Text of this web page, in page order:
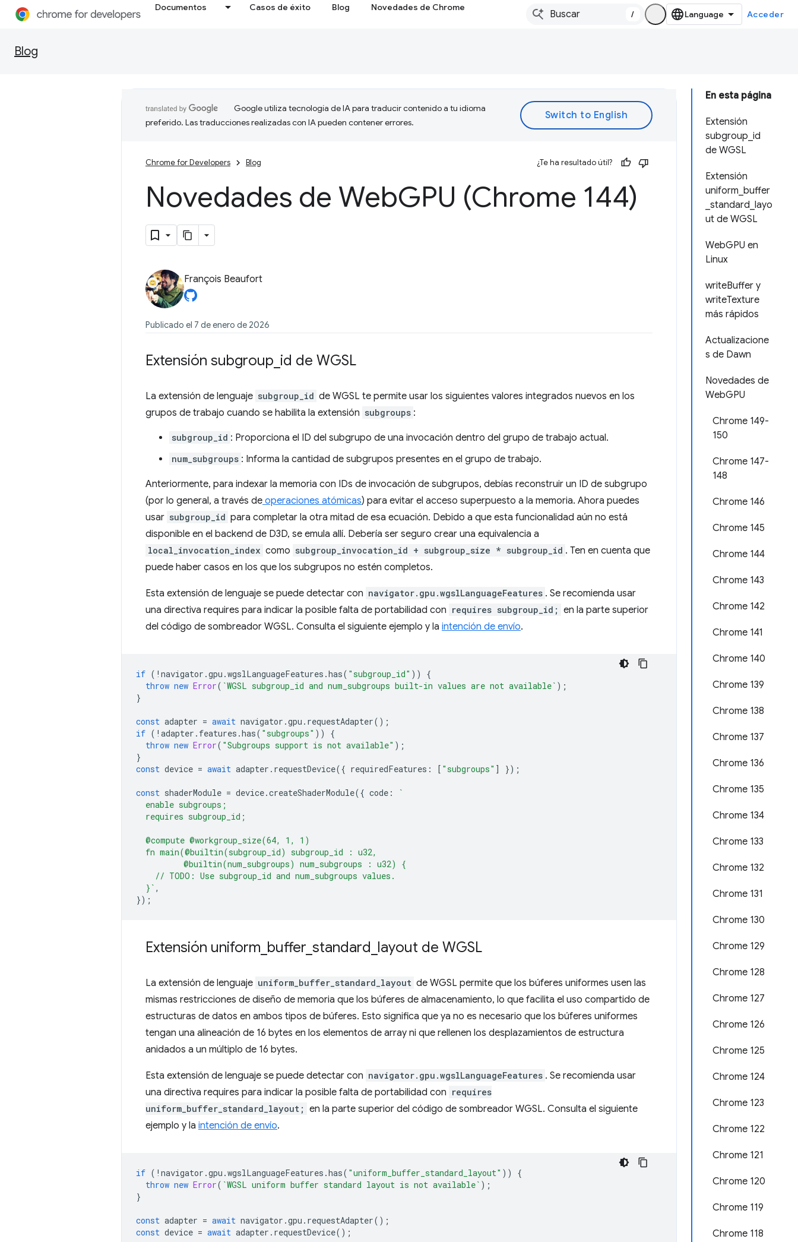
Documentos Casos de éxito Blog Novedades de Chrome
/ Acceder
Blog
En esta página
Extensión
subgroup_id
de WGSL
Extensión
uniform_buffer
_standard_layo
ut de WGSL
WebGPU en
Linux
writeBuffer y
writeTexture
más rápidos
Actualizacione
s de Dawn
Novedades de
WebGPU
Chrome 149-
150
Chrome 147-
148
Chrome 146
Chrome 145
Chrome 144
Chrome 143
Chrome 142
Chrome 141
Chrome 140
Chrome 139
Chrome 138
Chrome 137
Chrome 136
Chrome 135
Chrome 134
Chrome 133
Chrome 132
Chrome 131
Chrome 130
Chrome 129
Chrome 128
Chrome 127
Chrome 126
Chrome 125
Chrome 124
Chrome 123
Chrome 122
Chrome 121
Chrome 120
Chrome 119
Chrome 118
Google utiliza tecnología de IA para traducir contenido a tu idioma
preferido. Las traducciones realizadas con IA pueden contener errores.
Chrome for Developers Blog ¿Te ha resultado útil?
Novedades de WebGPU (Chrome 144)
François Beaufort
Publicado el 7 de enero de 2026
Extensión subgroup id de WGSL
La extensión de lenguaje subgroup_id de WGSL te permite usar los siguientes valores integrados nuevos en los
grupos de trabajo cuando se habilita la extensión subgroups :
subgroup_id : Proporciona el ID del subgrupo de una invocación dentro del grupo de trabajo actual.
num_subgroups : Informa la cantidad de subgrupos presentes en el grupo de trabajo.
Anteriormente, para indexar la memoria con IDs de invocación de subgrupos, debías reconstruir un ID de subgrupo
(por lo general, a través de operaciones atómicas) para evitar el acceso superpuesto a la memoria. Ahora puedes
usar subgroup_id para completar la otra mitad de esa ecuación. Debido a que esta funcionalidad aún no está
disponible en el backend de D3D, se emula allí. Debería ser seguro crear una equivalencia a
local_invocation_index como subgroup_invocation_id + subgroup_size * subgroup_id . Ten en cuenta que
puede haber casos en los que los subgrupos no estén completos.
Esta extensión de lenguaje se puede detectar con navigator.gpu.wgslLanguageFeatures . Se recomienda usar
una directiva requires para indicar la posible falta de portabilidad con requires subgroup_id; en la parte superior
del código de sombreador WGSL. Consulta el siguiente ejemplo y la intención de envío.
if ( ! navigator .gpu .wgslLanguageFeatures .has( "subgroup_id" ))
{
throw new Error( `WGSL subgroup_id and num_subgroups built-in values are not available` );
}
const adapter = await navigator .gpu . requestAdapter();
if ( ! adapter . features .has( "subgroups" ))
{
throw new Error( "Subgroups support is not available" );
}
const device = await adapter . requestDevice({ requiredFeatures : [ "subgroups" ] });
const shaderModule = device.createShaderModule({ code :
`
  enable subgroups;
  requires subgroup_id;
  @compute @workgroup_size(64, 1, 1)
  fn main(@builtin(subgroup_id) subgroup_id : u32,
          @builtin(num_subgroups) num_subgroups : u32) {
    // TODO: Use subgroup_id and num_subgroups values.
  }`
,
});
Extensión uniform buffer standard layout de WGSL
La extensión de lenguaje uniform_buffer_standard_layout de WGSL permite que los búferes uniformes usen las
mismas restricciones de diseño de memoria que los búferes de almacenamiento, lo que facilita el uso compartido de
estructuras de datos en ambos tipos de búferes. Esto significa que ya no es necesario que los búferes uniformes
tengan una alineación de 16 bytes en los elementos de array ni que rellenen los desplazamientos de estructura
anidados a un múltiplo de 16 bytes.
Esta extensión de lenguaje se puede detectar con navigator.gpu.wgslLanguageFeatures . Se recomienda usar
una directiva requires para indicar la posible falta de portabilidad con requires
uniform_buffer_standard_layout; en la parte superior del código de sombreador WGSL. Consulta el siguiente
ejemplo y la intención de envío.
if ( ! navigator .gpu .wgslLanguageFeatures .has( "uniform_buffer_standard_layout" ))
{
throw new Error( `WGSL uniform buffer standard layout is not available` );
}
const adapter = await navigator .gpu . requestAdapter();
const device = await adapter . requestDevice();